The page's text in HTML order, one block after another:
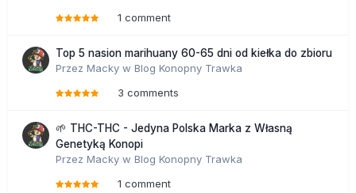
1 comment
Top 5 nasion marihuany 60-65 dni od kiełka do zbioru
Przez Macky w Blog Konopny Trawka
3 comments
🌱 THC-THC - Jedyna Polska Marka z Własną
Genetyką Konopi
Przez Macky w Blog Konopny Trawka
1 comment